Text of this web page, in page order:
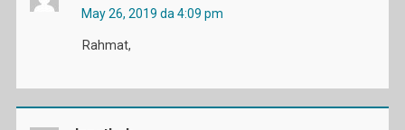
May 26, 2019 da 4:09 pm
Rahmat,